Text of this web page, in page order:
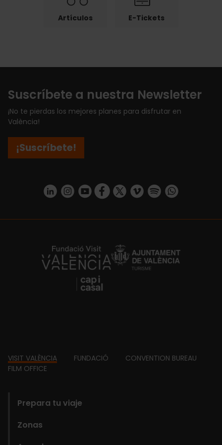
Artículos E-Tickets
Suscríbete a nuestra Newsletter
¡No te pierdas los mejores planes para disfrutar en
València!
¡Suscríbete!
https://www.linkedin.com/company/turismo-valencia/mycompany/
https://www.instagram.com/visit_valencia/
https://www.youtube.com/user/
https://www.facebook.com/
https://twitter.com/
https://vimeo.com/
https://https://api.whatsapp.com/
https://fundacion.visitvalencia.com/
Footer
VISIT VALÈNCIA FUNDACIÓ
CONVENTION BUREAU
FILM OFFICE
Prepara tu viaje
Zonas